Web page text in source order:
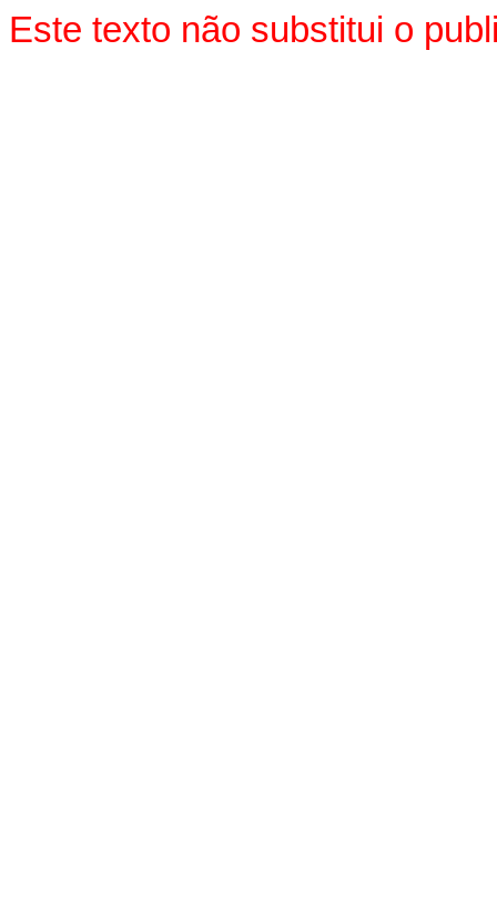
Este texto não substitui o